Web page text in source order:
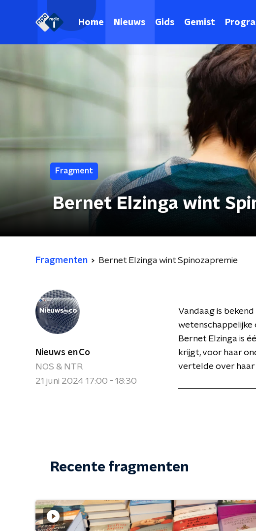
Home Nieuws Gids Gemist
Fragment
Bernet Elzinga wint
Fragmenten Bernet Elzinga wint Spinozapremie
Nieuws en Co
NOS & NTR
21 juni 2024 17:00 - 18:30
Vandaag is
wetenschappelijke
Bernet Elzinga is
krijgt, voor haar
vertelde over haar
Recente fragmenten